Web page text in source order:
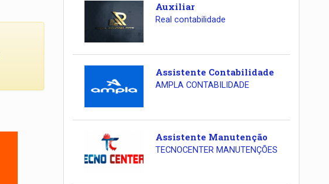
Auxiliar
Real contabilidade
Assistente Contabilidade
AMPLA CONTABILIDADE
Assistente Manutenção
TECNOCENTER MANUTENÇÕES